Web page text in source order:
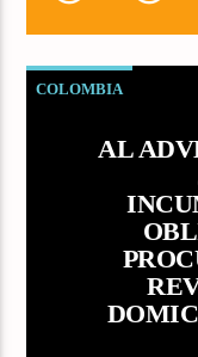
COLOMBIA
AL